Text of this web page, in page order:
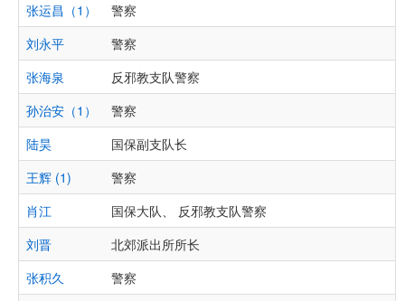
张运昌（1）
警察
刘永平
警察
张海泉
反邪教支队警察
孙治安（1）
警察
陆昊
国保副支队长
王辉 (1)
警察
肖江
国保大队、 反邪教支队警察
刘晋
北郊派出所所长
张积久
警察